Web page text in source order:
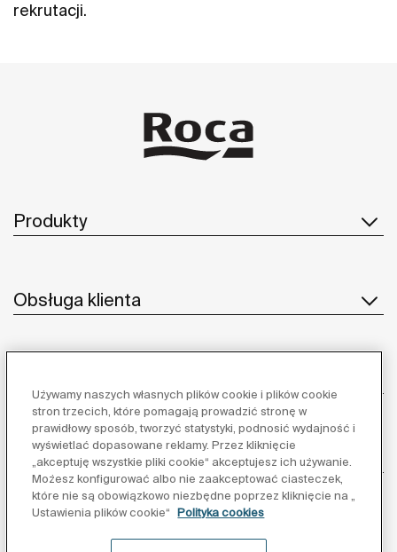
rekrutacji.
Produkty
Obsługa klienta
Inspiracja
Obserwuj nas:
Używamy naszych własnych plików cookie i plików cookie
stron trzecich, które pomagają prowadzić stronę w
prawidłowy sposób, tworzyć statystyki, podnosić wydajność i
wyświetlać dopasowane reklamy. Przez kliknięcie
„akceptuję wszystkie pliki cookie“ akceptujesz ich używanie.
Możesz konfigurować albo nie zaakceptować ciasteczek,
które nie są obowiązkowo niezbędne poprzez kliknięcie na „
Ustawienia plików cookie“
Polityka cookies